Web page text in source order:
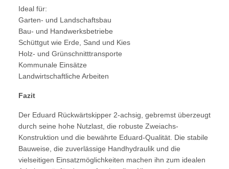
Ideal für:
Garten- und Landschaftsbau
Bau- und Handwerksbetriebe
Schüttgut wie Erde, Sand und Kies
Holz- und Grünschnitttransporte
Kommunale Einsätze
Landwirtschaftliche Arbeiten
Fazit
Der Eduard Rückwärtskipper 2-achsig, gebremst überzeugt
durch seine hohe Nutzlast, die robuste Zweiachs-
Konstruktion und die bewährte Eduard-Qualität. Die stabile
Bauweise, die zuverlässige Handhydraulik und die
vielseitigen Einsatzmöglichkeiten machen ihn zum idealen